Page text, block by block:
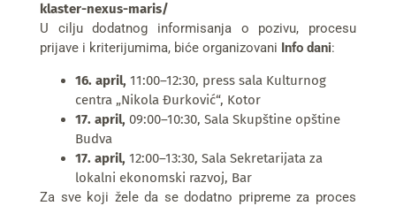
klaster-nexus-maris/
U cilju dodatnog informisanja o pozivu, procesu
prijave i kriterijumima, biće organizovani Info dani:
16. april, 11:00–12:30, press sala Kulturnog
centra „Nikola Đurković“, Kotor
17. april, 09:00–10:30, Sala Skupštine opštine
Budva
17. april, 12:00–13:30, Sala Sekretarijata za
lokalni ekonomski razvoj, Bar
Za sve koji žele da se dodatno pripreme za proces